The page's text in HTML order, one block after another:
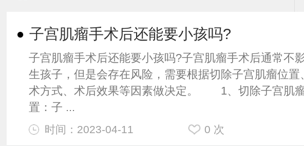
子宫肌瘤手术后还能要小孩吗?
子宫肌瘤手术后还能要小孩吗?子宫肌瘤手术后通常不
生孩子，但是会存在风险，需要根据切除子宫肌瘤位置
术方式、术后效果等因素做决定。 1、切除子宫肌
置：子 ...
时间：2023-04-11 0 次